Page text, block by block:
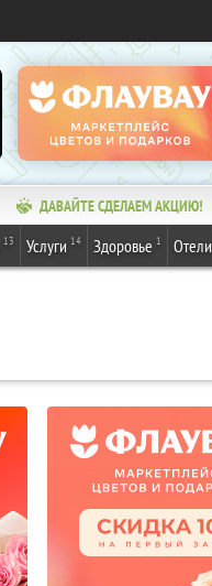
ДАВАЙТЕ СДЕЛАЕМ АКЦИЮ!
13 Услуги 14 Здоровье 1 Отели